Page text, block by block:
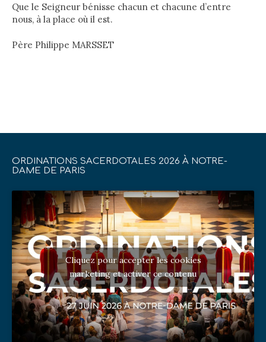
Que le Seigneur bénisse chacun et chacune d’entre
nous, à la place où il est.
Père Philippe MARSSET
ORDINATIONS SACERDOTALES 2026 À NOTRE-
DAME DE PARIS
Cliquez pour accepter les cookies
marketing et activer ce contenu